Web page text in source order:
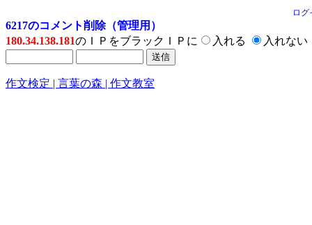
ログ
6217のコメント削除（管理用）
180.34.138.181のＩＰをブラックＩＰに 入れる 入れない
作文検定 | 言葉の森 | 作文教室